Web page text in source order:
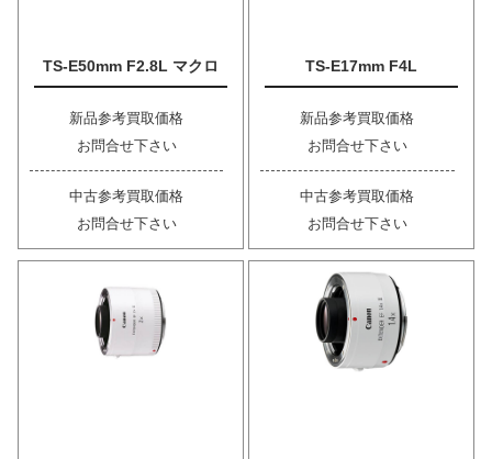
TS-E50mm F2.8L マクロ
新品参考買取価格
お問合せ下さい
中古参考買取価格
お問合せ下さい
TS-E17mm F4L
新品参考買取価格
お問合せ下さい
中古参考買取価格
お問合せ下さい